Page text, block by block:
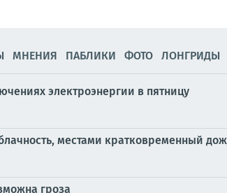
МНЕНИЯ ПАБЛИКИ ФОТО ЛОНГРИДЫ
электроэнергии в пятницу
местами кратковременный
гроза